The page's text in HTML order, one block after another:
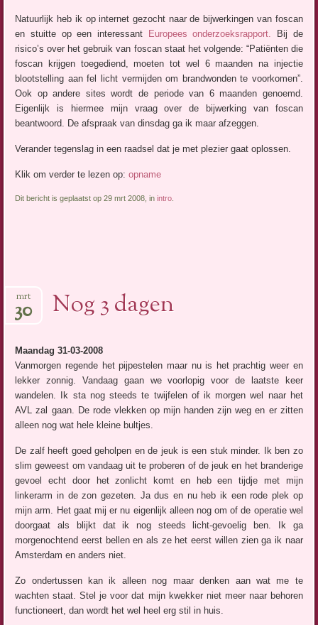
Natuurlijk heb ik op internet gezocht naar de bijwerkingen van foscan
en stuitte op een interessant
Europees onderzoeksrapport. Bij de
risico’s over het gebruik van foscan staat het volgende: “Patiënten die
foscan krijgen toegediend, moeten tot wel 6 maanden na injectie
blootstelling aan fel licht vermijden om brandwonden te voorkomen”.
Ook op andere sites wordt de periode van 6 maanden genoemd.
Eigenlijk is hiermee mijn vraag over de bijwerking van foscan
beantwoord. De afspraak van dinsdag ga ik maar afzeggen.
Verander tegenslag in een raadsel dat je met plezier gaat oplossen.
Klik om verder te lezen op:opname
Dit bericht is geplaatst op 29 mrt 2008, inintro
Nog 3 dagen
mrt
30
Maandag 31-03-2008
Vanmorgen regende het pijpestelen maar nu is het prachtig weer en
lekker zonnig. Vandaag gaan we voorlopig voor de laatste keer
wandelen. Ik sta nog steeds te twijfelen of ik morgen wel naar het
AVL zal gaan. De rode vlekken op mijn handen zijn weg en er zitten
alleen nog wat hele kleine bultjes.
De zalf heeft goed geholpen en de jeuk is een stuk minder. Ik ben zo
slim geweest om vandaag uit te proberen of de jeuk en het branderige
gevoel echt door het zonlicht komt en heb een tijdje met mijn
linkerarm in de zon gezeten. Ja dus en nu heb ik een rode plek op
mijn arm. Het gaat mij er nu eigenlijk alleen nog om of de operatie wel
doorgaat als blijkt dat ik nog steeds licht-gevoelig ben. Ik ga
morgenochtend eerst bellen en als ze het eerst willen zien ga ik naar
Amsterdam en anders niet.
Zo ondertussen kan ik alleen nog maar denken aan wat me te
wachten staat. Stel je voor dat mijn kwekker niet meer naar behoren
functioneert, dan wordt het wel heel erg stil in huis.